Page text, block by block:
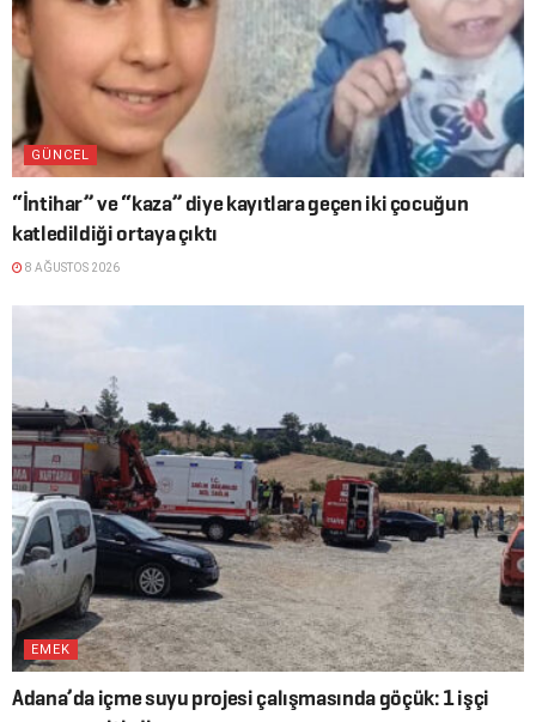
GÜNCEL
“İntihar” ve “kaza” diye kayıtlara geçen iki çocuğun
katledildiği ortaya çıktı
8 AĞUSTOS 2026
EMEK
Adana’da içme suyu projesi çalışmasında göçük: 1 işçi